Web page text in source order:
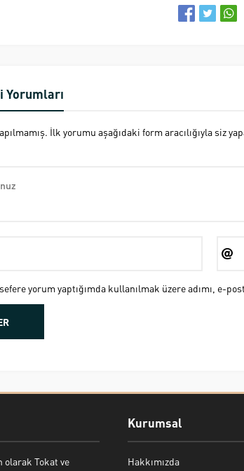
Yorumları
İlk yorumu aşağıdaki form aracılığıyla siz
yorum yaptığımda kullanılmak üzere adımı, e-
olarak Tokat ve
Kurumsal
Hakkımızda